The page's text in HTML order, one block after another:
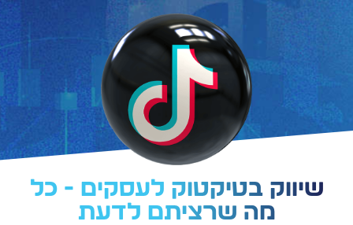
שיווק בטיקטוק לעסקים - כל
מה שרציתם לדעת